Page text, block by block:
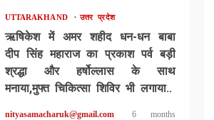
UTTARAKHAND उत्तर प्रदेश
ऋषिकेश में अमर शहीद धन-धन बाबा
दीप सिंह महाराज का प्रकाश पर्व बड़ी
श्रद्धा और हर्षोल्लास के साथ
मनाया,मुफ्त चिकित्सा शिविर भी लगाया..
nityasamacharuk@gmail.com
6 months